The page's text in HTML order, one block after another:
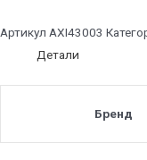
Артикул AXI43003
Детали
Бренд